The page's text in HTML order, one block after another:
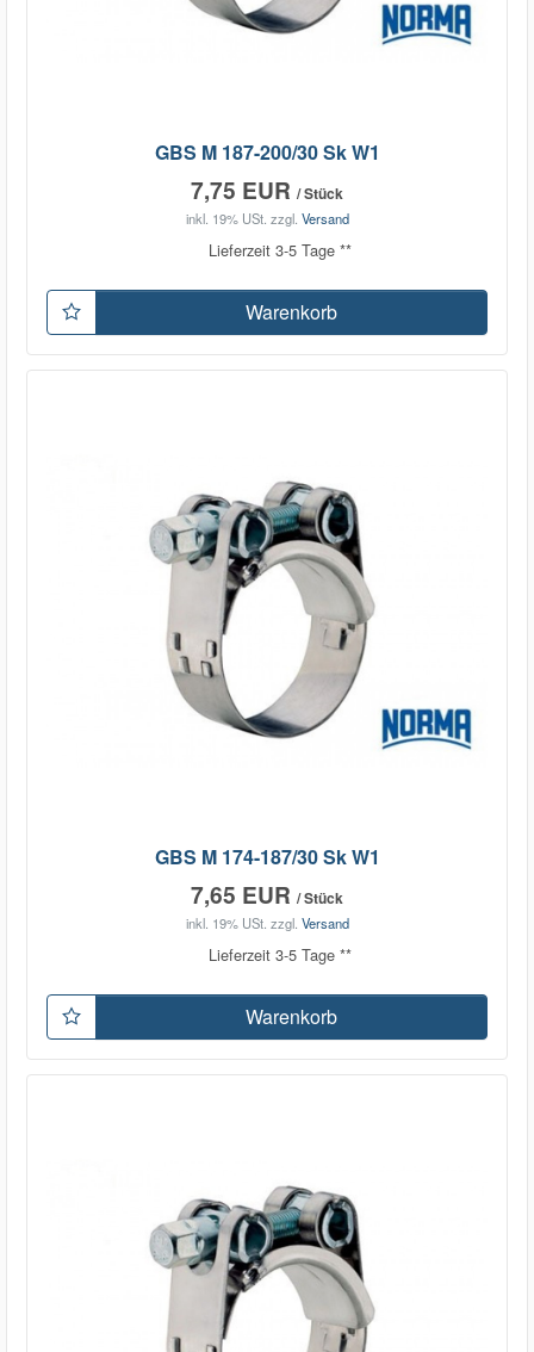
GBS M 187-200/30 Sk W1
7,75 EUR / Stück
inkl. 19% USt. zzgl. Versand
Lieferzeit 3-5 Tage **
Warenkorb
GBS M 174-187/30 Sk W1
7,65 EUR / Stück
inkl. 19% USt. zzgl. Versand
Lieferzeit 3-5 Tage **
Warenkorb